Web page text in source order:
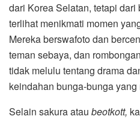
dari Korea Selatan, tetapi
terlihat menikmati momen
Mereka berswafoto dan
teman sebaya, dan
tidak melulu tentang drama
keindahan bunga-bunga
Selain sakura atau beotkott,